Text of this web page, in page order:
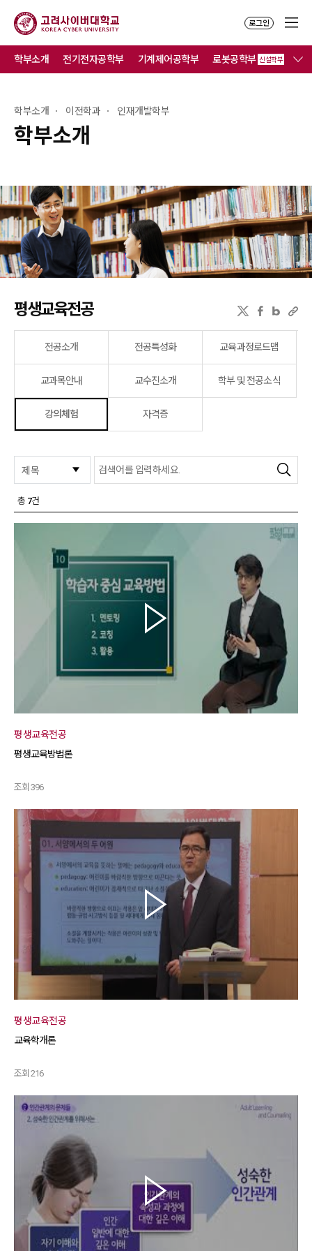
로그인
학부소개
학부소개 이전학과 인재개발학부
학부소개 전기전자공학부 기계제어공학부 로봇공학부 신설학부 컴
평생교육전공
전공소개 전공특성화 교육과정로드맵
교과목안내 교수진소개 학부 및 전공소식
강의체험 자격증
총 7건
평생교육전공
평생교육방법론
조회 396
평생교육전공
교육학개론
조회 216